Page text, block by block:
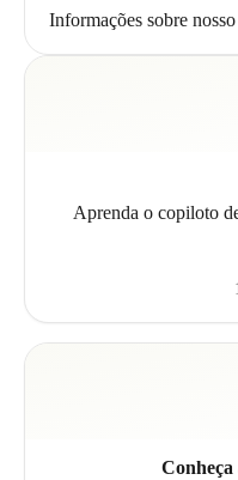
Informações sobre
Aprenda o copiloto